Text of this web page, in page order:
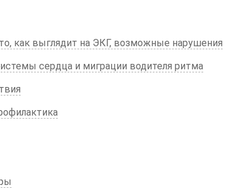
как выглядит на ЭКГ, возможные нарушения
сердца и миграции водителя ритма